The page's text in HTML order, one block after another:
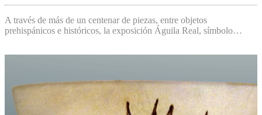
A través de más de un centenar de piezas, entre objetos
prehispánicos e históricos, la exposición Águila Real, símbolo…